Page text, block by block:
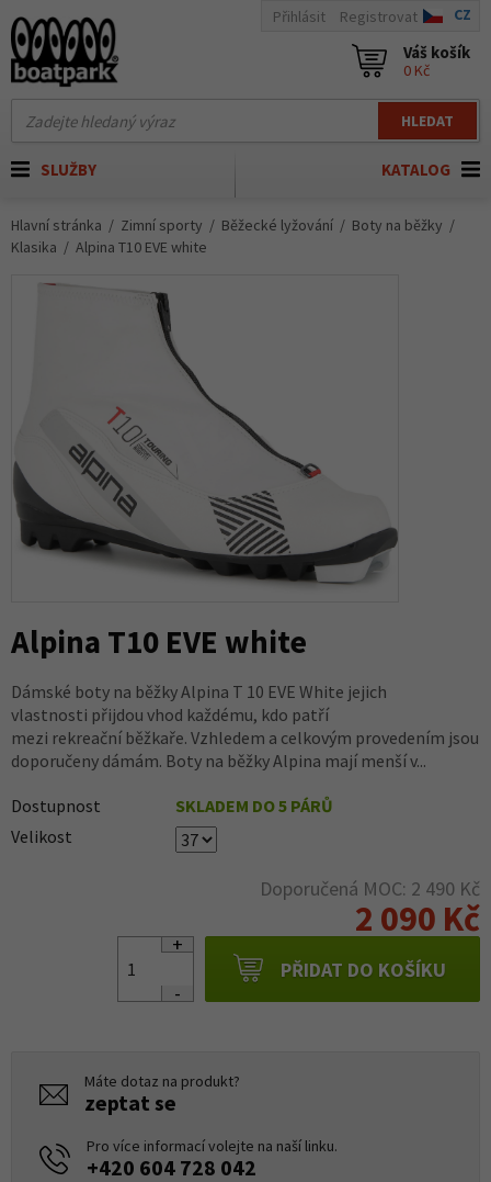
HLEDAT
Přihlásit Registrovat CZ
Váš košík
0 Kč
KATALOG
SLUŽBY
Hlavní stránka Zimní sporty Běžecké lyžování
Boty na běžky
Klasika
Alpina T10 EVE white
Alpina T10 EVE white
Dámské boty na běžky Alpina T 10 EVE White jejich
vlastnosti přijdou vhod každému, kdo patří
mezi rekreační běžkaře. Vzhledem a celkovým provedením jsou
doporučeny dámám. Boty na běžky Alpina mají menší v...
Dostupnost
SKLADEM DO 5 PÁRŮ
Velikost
Doporučená MOC: 2 490 Kč
2 090 Kč
PŘIDAT DO KOŠÍKU
Máte dotaz na produkt?
zeptat se
Pro více informací volejte na naší linku.
+420 604 728 042